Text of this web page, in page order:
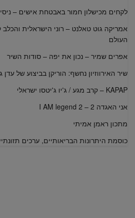
לקחים מכישלון חמור באבטחת אישים –
העולם
אפרים שמיר – נכון את יפה – סודות השיר
שיר האירווזיון נחשף: הוריקן בביצוע של עדן
KAPAP – קרב מגע / ג'יו ג'יטסו ישראלי
אני האגדה 2 – I AM legend 2
מתכון ראמן אמיתי
כוסמת היתרונות הבריאותיים, ערכים